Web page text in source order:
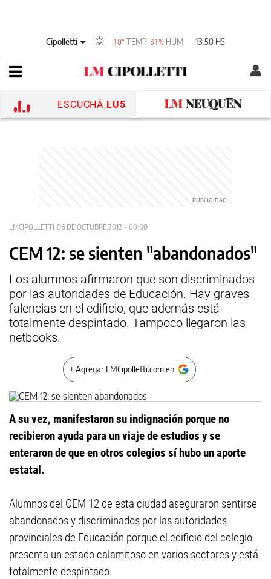
Cipolletti 10°TEMP 31% HUM 13:50 HS
ESCUCHÁ LU5
LMCIPOLLETTI 06 DE OCTUBRE 2012 - 00:00
CEM 12: se sienten "abandonados"
Los alumnos afirmaron que son discriminados
por las autoridades de Educación. Hay graves
falencias en el edificio, que además está
totalmente despintado. Tampoco llegaron las
netbooks.
+ Agregar LMCipolletti.com en
A su vez, manifestaron su indignación porque no
recibieron ayuda para un viaje de estudios y se
enteraron de que en otros colegios sí hubo un aporte
estatal.
Alumnos del CEM 12 de esta ciudad aseguraron sentirse
abandonados y discriminados por las autoridades
provinciales de Educación porque el edificio del colegio
presenta un estado calamitoso en varios sectores y está
totalmente despintado.